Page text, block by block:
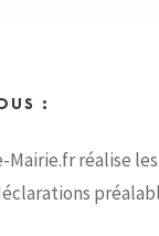
:
Mairie.fr réalise